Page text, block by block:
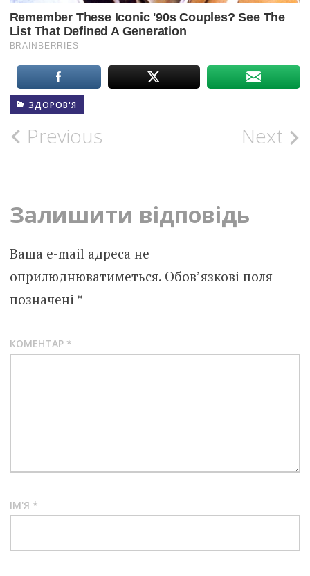
ЗДОРОВ'Я
Post
Previous Next
Залишити відповідь
Ваша e-mail адреса не
оприлюднюватиметься. Обов’язкові поля
позначені *
КОМЕНТАР *
ІМ'Я *